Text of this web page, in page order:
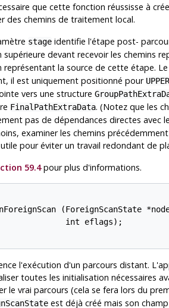
que cette fonction réussisse à
des chemins de traitement local.
stageidentifie l'étape post-
supérieure devant recevoir les chemins
représentant la source de cette étape.
il est uniquement positionné pour
vers une structure
FinalPathExtraData. (Notez que les
pas de dépendances directes avec
examiner les chemins
pour éviter un travail redondant de
59.4pour plus d'informations.
(ForeignScanState
int eflags);
l'exécution d'un parcours distant.
toutes les initialisation nécessaires
le vrai parcours (cela se fera lors du
est déjà créé mais son